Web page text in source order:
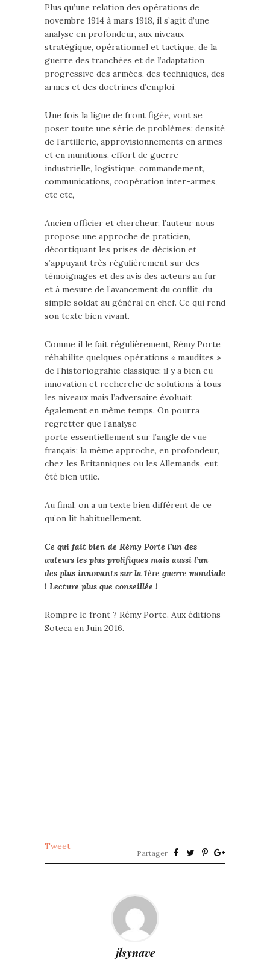
Plus qu’une relation des opérations de
novembre 1914 à mars 1918, il s’agit d’une
analyse en profondeur, aux niveaux
stratégique, opérationnel et tactique, de la
guerre des tranchées et de l’adaptation
progressive des armées, des techniques, des
armes et des doctrines d’emploi.
Une fois la ligne de front figée, vont se
poser toute une série de problèmes: densité
de l’artillerie, approvisionnements en armes
et en munitions, effort de guerre
industrielle, logistique, commandement,
communications, coopération inter-armes,
etc etc,
Ancien officier et chercheur, l’auteur nous
propose une approche de praticien,
décortiquant les prises de décision et
s’appuyant très régulièrement sur des
témoignages et des avis des acteurs au fur
et à mesure de l’avancement du conflit, du
simple soldat au général en chef. Ce qui rend
son texte bien vivant.
Comme il le fait régulièrement, Rémy Porte
réhabilite quelques opérations « maudites »
de l’historiograhie classique: il y a bien eu
innovation et recherche de solutions à tous
les niveaux mais l’adversaire évoluait
également en même temps. On pourra
regretter que l’analyse
porte essentiellement sur l’angle de vue
français; la même approche, en profondeur,
chez les Britanniques ou les Allemands, eut
été bien utile.
Au final, on a un texte bien différent de ce
qu’on lit habituellement.
Ce qui fait bien de Rémy Porte l’un des
auteurs les plus prolifiques mais aussi l’un
des plus innovants sur la 1ère guerre mondiale
! Lecture plus que conseillée !
Rompre le front ? Rémy Porte. Aux éditions
Soteca en Juin 2016.
Tweet
Partager
jlsynave